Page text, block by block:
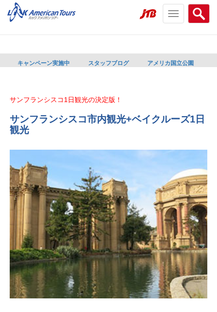
Search
menu
Toggle
navigation
キャンペーン実施中 スタッフブログ アメリカ国立公園
サンフランシスコ1日観光の決定版！
サンフランシスコ市内観光+ベイクルーズ1日
観光